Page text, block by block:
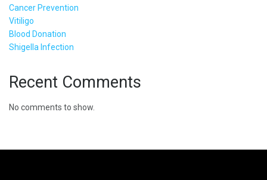
Cancer Prevention
Vitiligo
Blood Donation
Shigella Infection
Recent Comments
No comments to show.